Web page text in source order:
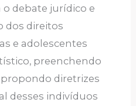
debate jurídico e
dos direitos
e adolescentes
preenchendo
diretrizes
desses indivíduos